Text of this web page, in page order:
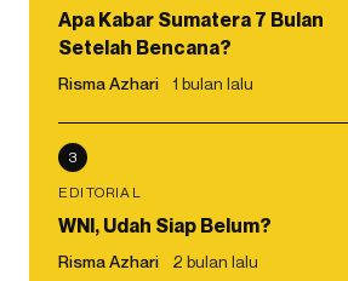
Apa Kabar Sumatera 7 Bulan
Setelah Bencana?
Risma Azhari 1 bulan lalu
3
EDITORIAL
WNI, Udah Siap Belum?
Risma Azhari 2 bulan lalu